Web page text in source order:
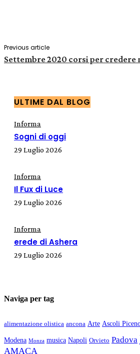
Previous article
Settembre 2020 corsi per credere
ULTIME DAL BLOG
Informa
Sogni di oggi
29 Luglio 2026
Informa
Il Fux di Luce
29 Luglio 2026
Informa
erede di Ashera
29 Luglio 2026
Naviga per tag
alimentazione olistica ancona Arte Ascoli
Modena Monza musica Napoli Orvieto Padova
AMACA